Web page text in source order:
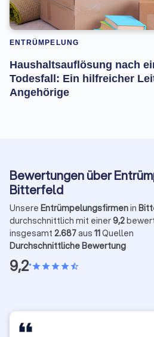
ENTRÜMPELUNG
Haushaltsauflösung nach
Todesfall: Ein hilfreicher
Angehörige
Bewertungen über
Bitterfeld
Unsere Entrümpelungsfirmenin
durchschnittlich mit einer9,2
insgesamt 2.687aus 11Quellen
Durchschnittliche Bewertung
9,2•starstarstarstarstar_half